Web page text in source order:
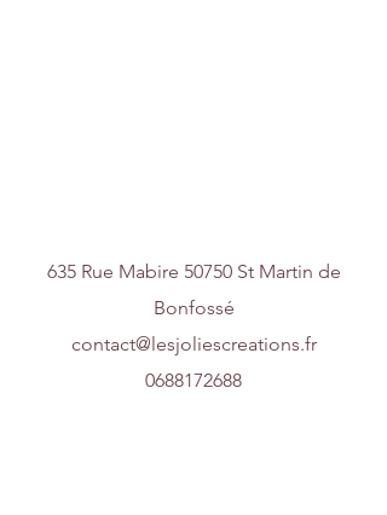
635 Rue Mabire 50750 St Martin de
Bonfossé
contact@lesjoliescreations.fr
0688172688